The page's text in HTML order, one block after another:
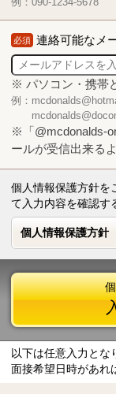
必須 連絡可能なメ
※ パソコン・携帯
例：
※「@mcdonalds-
ールが受信出来る
個人情報保護方針を
て入力内容を確認す
個人情報保護方針
個人情報保護方針
以下は任意入力とな
面接希望日時があれ